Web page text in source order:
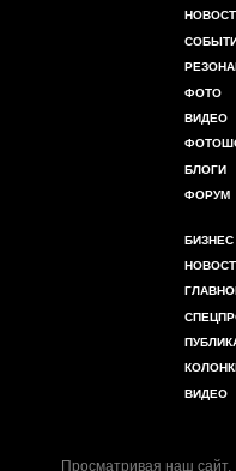
ФОТО
ВИДЕО
БЛОГИ
ФОРУМ
БИЗНЕС
ВИДЕО
Просматривая наш